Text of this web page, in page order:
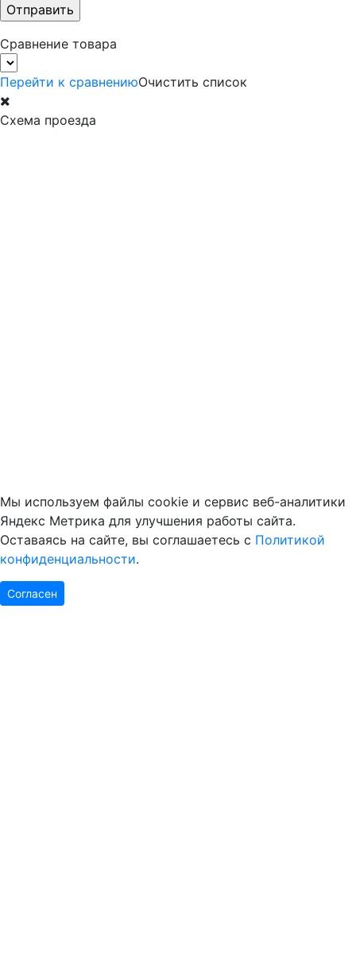
Сравнение товара
Перейти к сравнениюОчистить список
Схема проезда
Мы используем файлы cookie и сервис веб-аналитики
Яндекс Метрика для улучшения работы сайта.
Оставаясь на сайте, вы соглашаетесь с Политикой
конфиденциальности.
Согласен